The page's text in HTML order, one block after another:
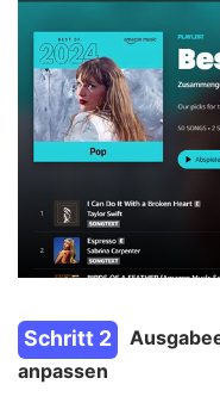
Schritt 2
anpassen